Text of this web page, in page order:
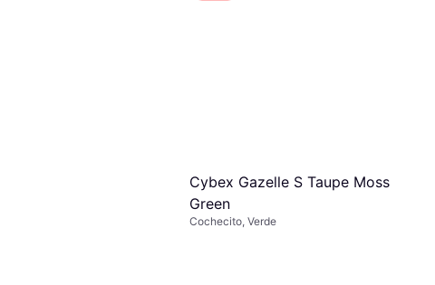
Cybex Gazelle S Taupe Moss
Green
Cochecito, Verde